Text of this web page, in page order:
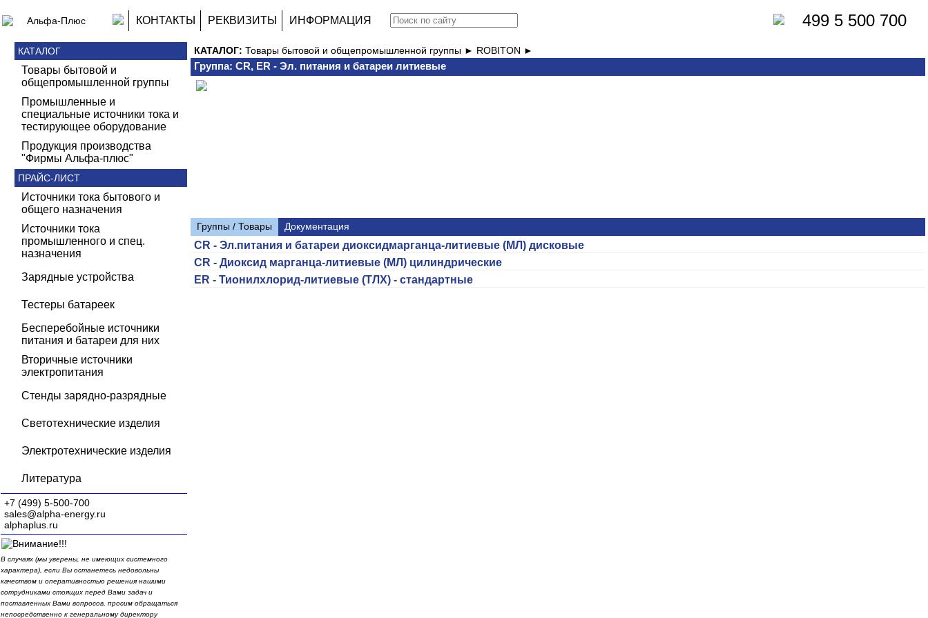
КОНТАКТЫ РЕКВИЗИТЫ ИНФОРМАЦИЯ 499 5 500 700
КАТАЛОГ
Товары бытовой и
общепромышленной группы
Промышленные и
специальные источники тока и
тестирующее оборудование
Продукция производства
"Фирмы Альфа-плюс"
ПРАЙС-ЛИСТ
Источники тока бытового и
общего назначения
Источники тока
промышленного и спец.
назначения
Зарядные устройства
Тестеры батареек
Бесперебойные источники
питания и батареи для них
Вторичные источники
электропитания
Стенды зарядно-разрядные
Светотехнические изделия
Электротехнические изделия
Литература
+7 (499) 5-500-700
sales@alpha-energy.ru
alphaplus.ru
В случаях (мы уверены, не имеющих системного
характера), если Вы останетесь недовольны
качеством и оперативностью решения нашими
сотрудниками стоящих перед Вами задач и
поставленных Вами вопросов, просим обращаться
непосредственно к генеральному директору
КАТАЛОГ: Товары бытовой и общепромышленной группы ► ROBITON ►
Группа: CR, ER - Эл. питания и батареи литиевые
Группы / Товары Документация
CR - Эл.питания и батареи диоксидмарганца-литиевые (МЛ) дисковые
CR - Диоксид марганца-литиевые (МЛ) цилиндрические
ER - Тионилхлорид-литиевые (ТЛХ) - стандартные